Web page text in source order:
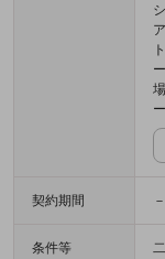
契約期間 －
条件等